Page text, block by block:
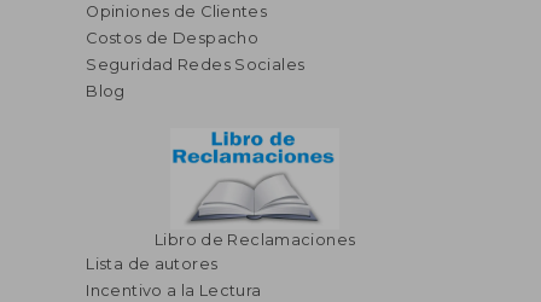
55%
dcto.
S/ 405,64
S/ 182,54
Opiniones de Clientes
Costos de Despacho
Seguridad Redes Sociales
Blog
Libro de Reclamaciones
Lista de autores
Incentivo a la Lectura